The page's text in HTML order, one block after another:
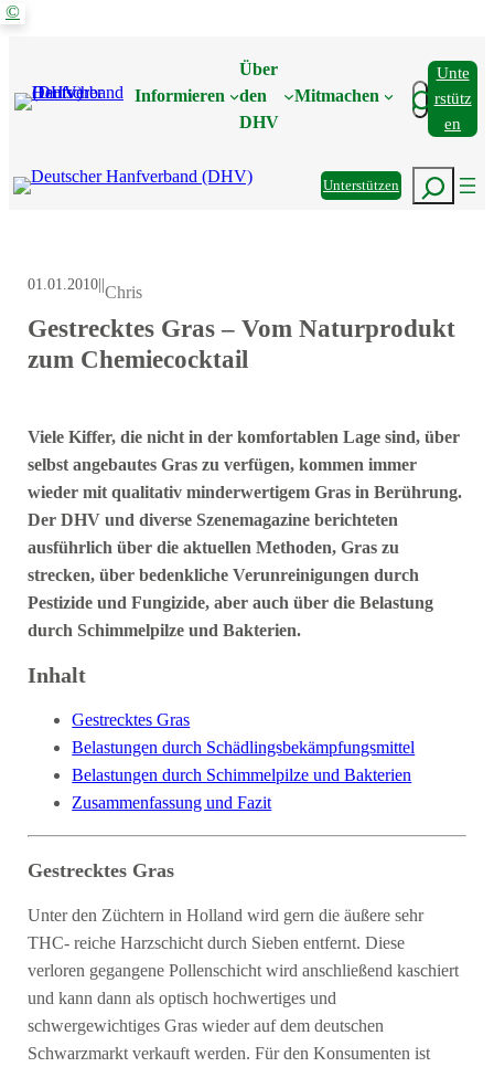
Zum
Informieren
Über
den
DHV
Mitmachen Suchen
Unte
Rstütz
En
UnterstützenSuchen
©
01.01.2010||Chris
Gestrecktes Gras – Vom Naturprodukt
zum Chemiecocktail
Viele Kiffer, die nicht in der komfortablen Lage sind, über
selbst angebautes Gras zu verfügen, kommen immer
wieder mit qualitativ minderwertigem Gras in Berührung.
Der DHV und diverse Szenemagazine berichteten
ausführlich über die aktuellen Methoden, Gras zu
strecken, über bedenkliche Verunreinigungen durch
Pestizide und Fungizide, aber auch über die Belastung
durch Schimmelpilze und Bakterien.
Inhalt
Gestrecktes Gras
Belastungen durch Schädlingsbekämpfungsmittel
Belastungen durch Schimmelpilze und Bakterien
Zusammenfassung und Fazit
Gestrecktes Gras
Unter den Züchtern in Holland wird gern die äußere sehr
THC- reiche Harzschicht durch Sieben entfernt. Diese
verloren gegangene Pollenschicht wird anschließend kaschiert
und kann dann als optisch hochwertiges und
schwergewichtiges Gras wieder auf dem deutschen
Schwarzmarkt verkauft werden. Für den Konsumenten ist